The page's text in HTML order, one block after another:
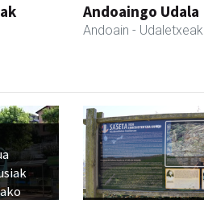
Andoaingo Udala
Andoain - Udaletxeak